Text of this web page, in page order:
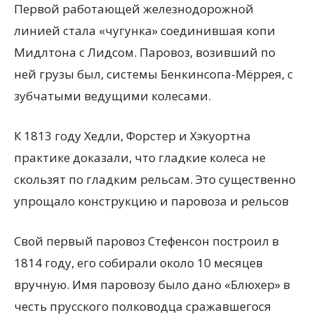
Первой работающей железнодорожной
линией стала «чугунка» соединившая копи
Мидлтона с Лидсом. Паровоз, возивший по
ней грузы был, системы Бенкинсопа-Мёррея, с
зубчатыми ведущими колесами.
К 1813 году Хедли, Форстер и Хэкуортна
практике доказали, что гладкие колеса не
скользят по гладким рельсам. Это существенно
упрощало конструкцию и паровоза и рельсов
Свой первый паровоз Стефенсон построил в
1814 году, его собирали около 10 месяцев
вручную. Имя паровозу было дано «Блюхер» в
честь прусского полководца сражавшегося